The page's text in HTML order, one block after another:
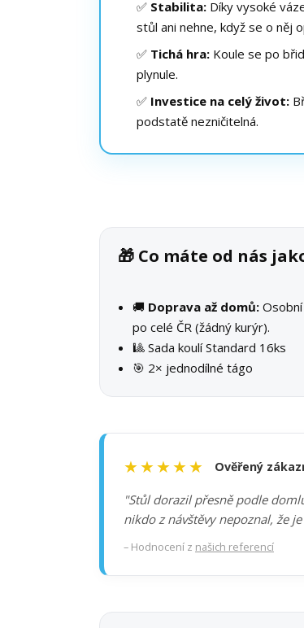
✅ Stabilita: Díky vysoké
stůl ani nehne, když se o něj
✅ Tichá hra: Koule se po
plynule.
✅ Investice na celý život:
podstatě nezničitelná.
🎁 Co máte od nás
🚚 Doprava až domů:
po celé ČR (žádný kurýr).
🎱 Sada koulí Standard 16ks
🎯 2× jednodílné tágo
★★★★★ Ověřený
"Stůl dorazil přesně podle
nikdo z návštěvy nepoznal, že
– Hodnocení z našich referencí